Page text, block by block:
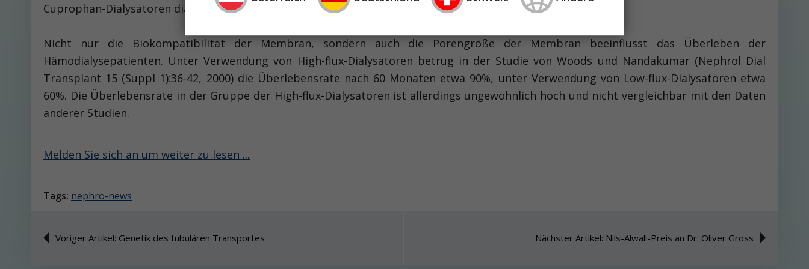
Cuprophan-Dialysatoren dialysiert wurden, zurück.
Nicht nur die Biokompatibilität der Membran, sondern auch die Porengröße der Membran beeinflusst das Überleben der
Hämodialysepatienten. Unter Verwendung von High-flux-Dialysatoren betrug in der Studie von Woods und Nandakumar (Nephrol Dial
Transplant 15 (Suppl 1):36-42, 2000) die Überlebensrate nach 60 Monaten etwa 90%, unter Verwendung von Low-flux-Dialysatoren etwa
60%. Die Überlebensrate in der Gruppe der High-flux-Dialysatoren ist allerdings ungewöhnlich hoch und nicht vergleichbar mit den Daten
anderer Studien.
Melden Sie sich an um weiter zu lesen ...
Tags: nephro-news
Voriger Artikel: Genetik des tubulären Transportes Nächster Artikel: Nils-Alwall-Preis an Dr. Oliver Gross